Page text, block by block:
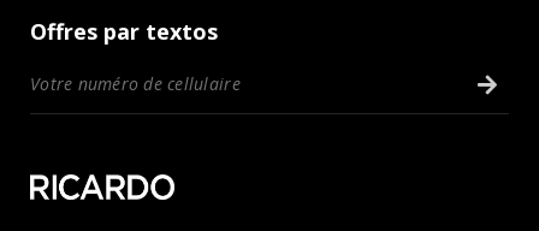
Offres par textos